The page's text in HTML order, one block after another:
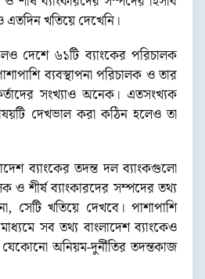
এতদিন খতিয়ে দেখেনি।
দেশে ৬১টি ব্যাংকের পরিচালক
ব্যবস্থাপনা পরিচালক ও তার
সংখ্যাও অনেক। এতসংখ্যক
দেখভাল করা কঠিন হলেও তা
ব্যাংকের তদন্ত দল ব্যাংকগুলো
ও শীর্ষ ব্যাংকারদের সম্পদের তথ্য
সেটি খতিয়ে দেখবে। পাশাপাশি
সব তথ্য বাংলাদেশ ব্যাংকেও
অনিয়ম-দুর্নীতির তদন্তকাজ